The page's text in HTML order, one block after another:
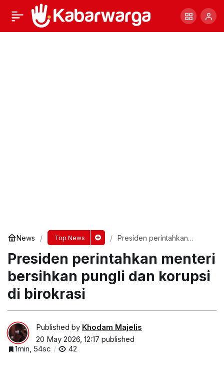
News Top News
Presiden perintahkan
dan korupsi di birokrasi
Presiden perintahkan menteri
bersihkan pungli dan korupsi
di birokrasi
Published by Khodam Majelis
20 May 2026, 12:17 published
1min, 54sc
42